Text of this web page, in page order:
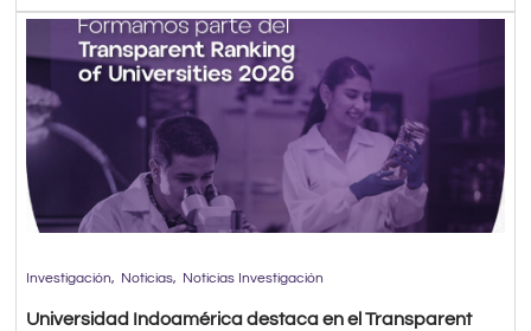
Investigación Noticias Noticias Investigación
Universidad Indoamérica destaca en el Transparent